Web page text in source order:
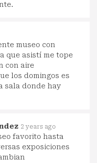
museo con
que asistí me tope
con aire
los domingos es
sala donde hay
2 years ago
favorito hasta
exposiciones